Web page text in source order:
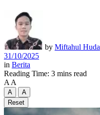
by Miftahul Huda
31/10/2025
in Berita
Reading Time: 3 mins read
A A
A
A
Reset